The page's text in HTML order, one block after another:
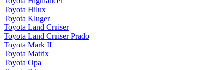
Toyota Hilux
Toyota Kluger
Toyota Land Cruiser
Toyota Land Cruiser Prado
Toyota Mark II
Toyota Matrix
Toyota Opa